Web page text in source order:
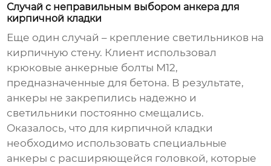
Случай с неправильным выбором анкера для
кирпичной кладки
Еще один случай – крепление светильников на
кирпичную стену. Клиент использовал
крюковые анкерные болты М12,
предназначенные для бетона. В результате,
анкеры не закрепились надежно и
светильники постоянно смещались.
Оказалось, что для кирпичной кладки
необходимо использовать специальные
анкеры с расширяющейся головкой, которые